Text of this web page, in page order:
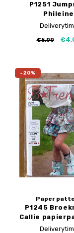
P1251
Phileine
€5,00
-20%
Paper
P1245
Callie